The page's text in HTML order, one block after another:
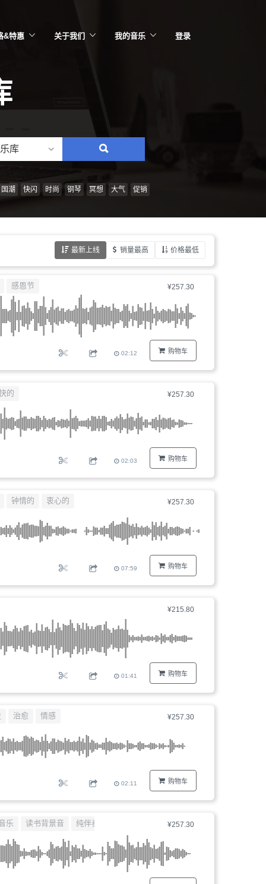
&特惠 关于我们 我的音乐 登录
库
搜
情
风
乐
件
编
国潮 快闪 时尚 钢琴 冥想 大气 促销
最新上线 销量最高 价格最低
¥257.30
购物车
感恩节
02:12
¥257.30
购物车
的
02:03
¥257.30
购物车
钟情的 衷心的
07:59
¥215.80
购物车
01:41
¥257.30
购物车
治愈 情感
02:11
¥257.30
乐 读书背景音 纯伴奏